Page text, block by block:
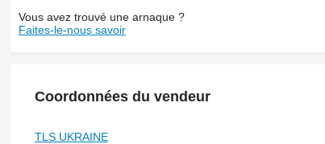
Vous avez trouvé une arnaque ?
Faites-le-nous savoir
Coordonnées du vendeur
TLS UKRAINE